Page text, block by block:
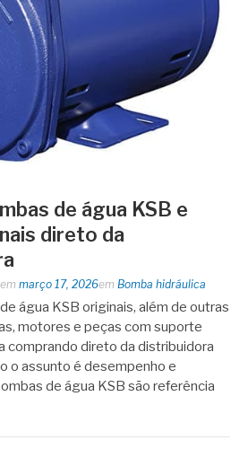
de água KSB e
direto da
em março 17, 2026em Bomba hidráulica
água KSB originais, além de outras
motores e peças com suporte
comprando direto da distribuidora
o assunto é desempenho e
de água KSB são referência